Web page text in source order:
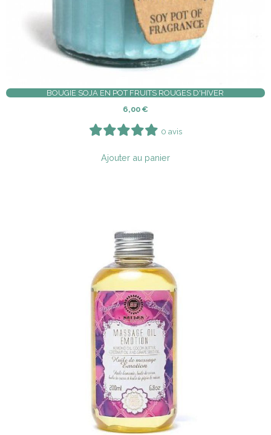
BOUGIE SOJA EN POT FRUITS ROUGES D'HIVER
6,00€
0 avis
Ajouter au panier